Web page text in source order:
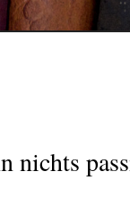
nichts